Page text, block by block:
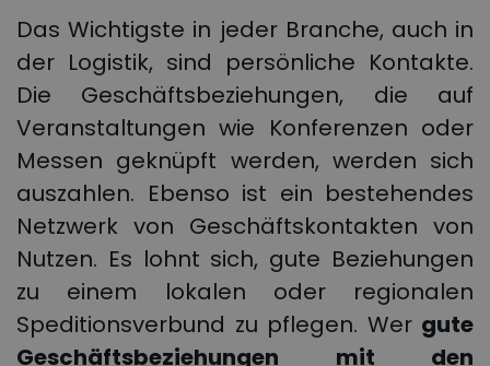
Das Wichtigste in jeder Branche, auch in
der Logistik, sind persönliche Kontakte.
Die Geschäftsbeziehungen, die auf
Veranstaltungen wie Konferenzen oder
Messen geknüpft werden, werden sich
auszahlen. Ebenso ist ein bestehendes
Netzwerk von Geschäftskontakten von
Nutzen. Es lohnt sich, gute Beziehungen
zu einem lokalen oder regionalen
Speditionsverbund zu pflegen. Wer gute
Geschäftsbeziehungen mit den